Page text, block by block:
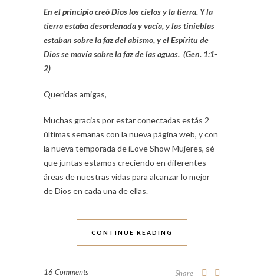
En el principio creó Dios los cielos y la tierra. Y la
tierra estaba desordenada y vacía,y las tinieblas
estaban sobre la faz del abismo, y el Espíritu de
Dios se movíasobre la faz de las aguas. (Gen. 1:1-
2)
Queridas amigas,
Muchas gracias por estar conectadas estás 2
últimas semanas con la nueva página web, y con
la nueva temporada de iLove Show Mujeres, sé
que juntas estamos creciendo en diferentes
áreas de nuestras vidas para alcanzar lo mejor
de Dios en cada una de ellas.
CONTINUE READING
16 Comments Share